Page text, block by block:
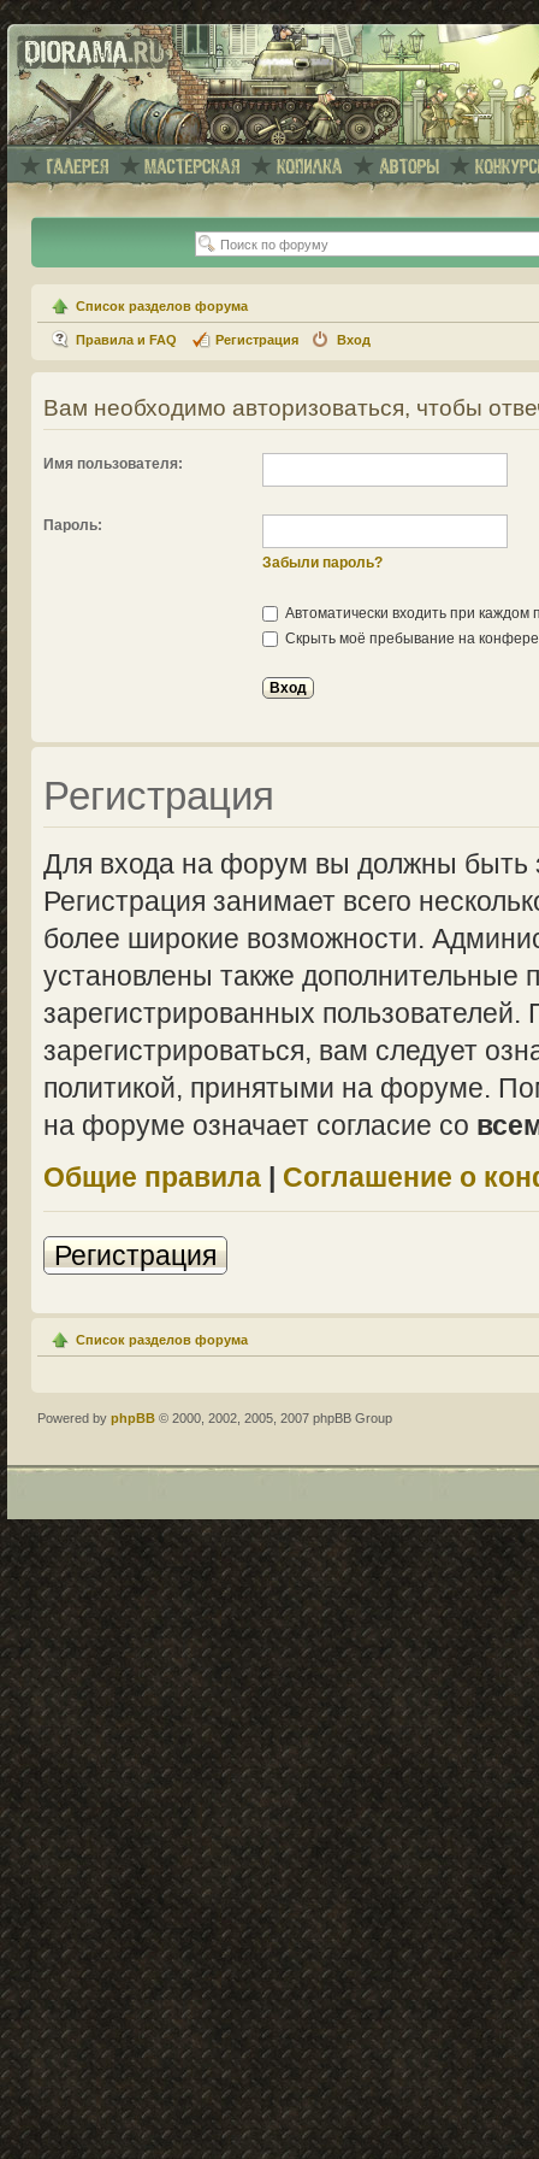
Список разделов форума
Правила и FAQ Регистрация Вход
Вам необходимо авторизоваться, чтобы
Имя пользователя:
Пароль:
Забыли пароль?
Автоматически входить при каждом
Скрыть моё пребывание на
Регистрация
Для входа на форум вы должны быть
Регистрация занимает всего
более широкие возможности.
установлены также дополнительные
зарегистрированных
зарегистрироваться, вам следует
политикой, принятыми на форуме.
на форуме означает согласие со
Общие правила | Соглашение о
Регистрация
Список разделов форума
Powered by phpBB © 2000, 2002, 2005, 2007 phpBB Group